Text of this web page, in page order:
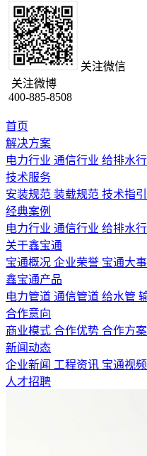
关注微信
关注微博
400-885-8508
首页
解决方案
电力行业 通信行业 给排水
技术服务
安装规范 装载规范 技术指引
经典案例
电力行业 通信行业 给排水
关于鑫宝通
宝通概况 企业荣誉 宝通大
鑫宝通产品
电力管道 通信管道 给水管
合作意向
商业模式 合作优势 合作方案
新闻动态
企业新闻 工程资讯 宝通视频
人才招聘